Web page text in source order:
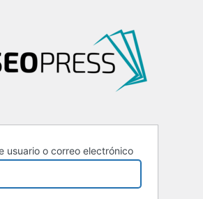
usuario o correo electrónico